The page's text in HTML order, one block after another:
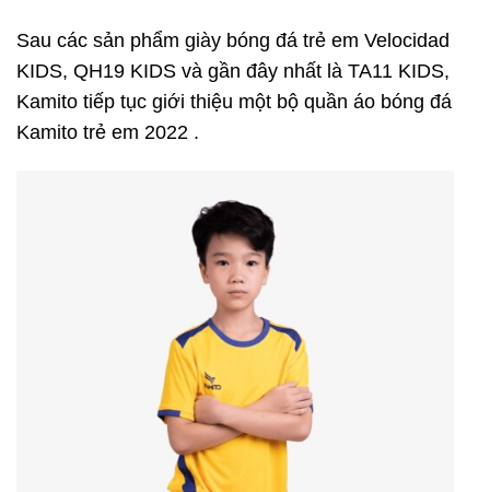
Sau các sản phẩm giày bóng đá trẻ em Velocidad
KIDS, QH19 KIDS và gần đây nhất là TA11 KIDS,
Kamito tiếp tục giới thiệu một bộ quần áo bóng đá
Kamito trẻ em 2022 .